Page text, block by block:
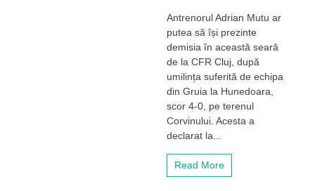
Mutu
după
umilința
cu
Corvinul?
„Mă
simt
umilit.
Nu
Antrenorul Adrian Mutu ar
putea să își prezinte
demisia în această seară
de la CFR Cluj, după
umilința suferită de echipa
din Gruia la Hunedoara,
scor 4-0, pe terenul
Corvinului. Acesta a
declarat la...
Read More